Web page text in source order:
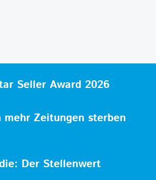
Seller Award 2026
mehr Zeitungen sterben
Der Stellenwert